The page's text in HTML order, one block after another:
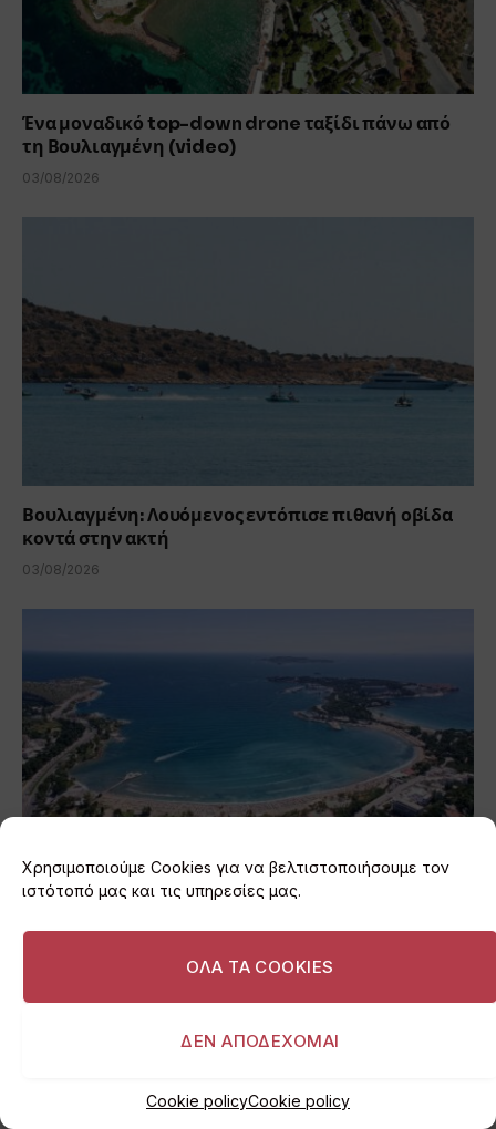
Χρησιμοποιούμε Cookies για να βελτιστοποιήσουμε τον
ιστότοπό μας και τις υπηρεσίες μας.
ΟΛΑ ΤΑ COOKIES
ΔΕΝ ΑΠΟΔΕΧΟΜΑΙ
Cookie policyCookie policy
Ένα μοναδικό top-down drone ταξίδι πάνω από
τη Βουλιαγμένη (video)
03/08/2026
Βουλιαγμένη: Λουόμενος εντόπισε πιθανή οβίδα
κοντά στην ακτή
03/08/2026
Δημήτρης Τζιώτης: «Η Βουλιαγμένη πρέπει να
γίνει ξανά ανεξάρτητος Δήμος»
ADD A COMMENT